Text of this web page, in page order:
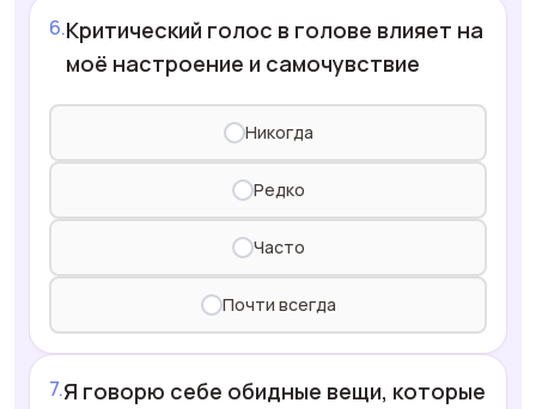
Критический голос в голове влияет на
моё настроение и самочувствие
Никогда
Редко
Часто
Почти всегда
Я говорю себе обидные вещи, которые